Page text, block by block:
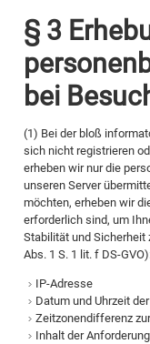
§ 3
bei
(1) Bei der bloß
sich nicht registrieren
erheben wir nur die
unseren Server
möchten, erheben wir
erforderlich sind, um
Stabilität und Sicherheit
Abs. 1 S. 1 lit. f DS-
IP-Adresse
Datum und Uhrzeit
Zeitzonendifferenz
Inhalt der